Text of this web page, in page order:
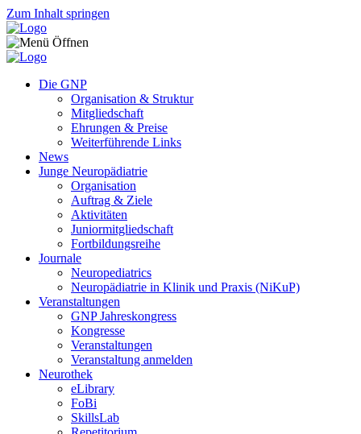
Zum Inhalt springen
Die GNP
Organisation & Struktur
Mitgliedschaft
Ehrungen & Preise
Weiterführende Links
News
Junge Neuropädiatrie
Organisation
Auftrag & Ziele
Aktivitäten
Juniormitgliedschaft
Fortbildungsreihe
Journale
Neuropediatrics
Neuropädiatrie in Klinik und Praxis (NiKuP)
Veranstaltungen
GNP Jahreskongress
Kongresse
Veranstaltungen
Veranstaltung anmelden
Neurothek
eLibrary
FoBi
SkillsLab